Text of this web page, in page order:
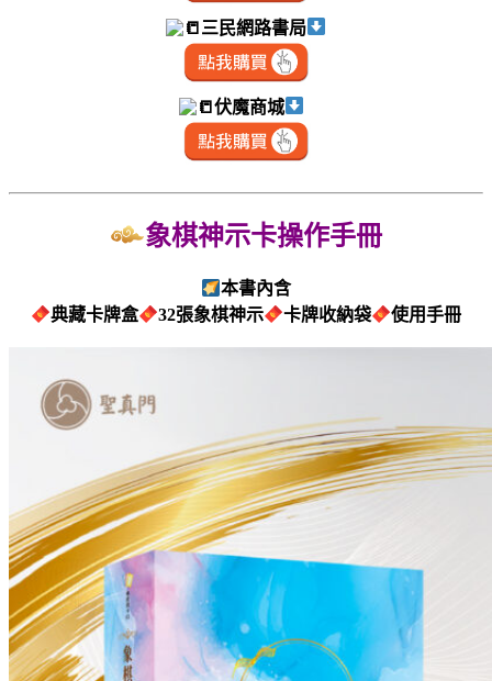
三民網路書局
伏魔商城
象棋神示卡操作手冊
本書內含
典藏卡牌盒
32張象棋神示 卡牌收納袋 使用手冊